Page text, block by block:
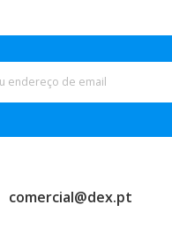
comercial@dex.pt